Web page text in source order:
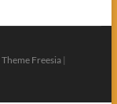
Theme Freesia|